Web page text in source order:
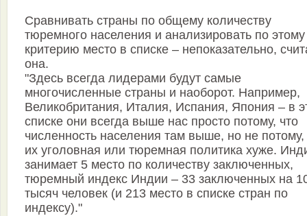
Сравнивать страны по общему количеству
тюремного населения и анализировать по этому
критерию место в списке – непоказательно,
она.
"Здесь всегда лидерами будут самые
многочисленные страны и наоборот. Например,
Великобритания, Италия, Испания, Япония – в
списке они всегда выше нас просто потому, что
численность населения там выше, но не потому,
их уголовная или тюремная политика хуже.
занимает 5 место по количеству заключенных,
тюремный индекс Индии – 33 заключенных на
тысяч человек (и 213 место в списке стран по
индексу)."